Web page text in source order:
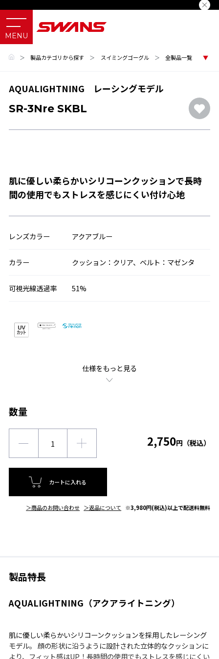
＞ 製品カテゴリから探す ＞ スイミングゴーグル ＞ 全製品一覧
AQUALIGHTNING レーシングモデル
SR-3Nre SKBL
肌に優しい柔らかいシリコーンクッションで長時
間の使用でもストレスを感じにくい付け心地
レンズカラー アクアブルー
カラー クッション：クリア、ベルト：マゼンタ
可視光線透過率 51%
仕様をもっと見る
数量
2,750円（税込）
カートに入れる
＞商品のお問い合わせ ＞返品について ※3,980円(税込)以上で配送料無料
製品特長
AQUALIGHTNING（アクアライトニング）
肌に優しい柔らかいシリコーンクッションを採用したレーシング
モデル。 顔の形状に沿うように設計された立体的なクッションに
より、フィット感はUP！長時間の使用でもストレスを感じにくい